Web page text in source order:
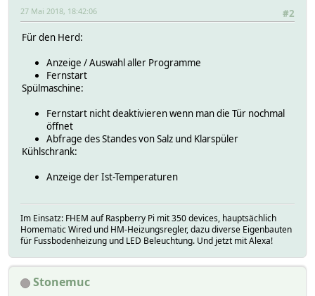
#2
27 Mai 2018, 18:42:06
Für den Herd:
Anzeige / Auswahl aller Programme
Fernstart
Spülmaschine:
Fernstart nicht deaktivieren wenn man die Tür nochmal
öffnet
Abfrage des Standes von Salz und Klarspüler
Kühlschrank:
Anzeige der Ist-Temperaturen
Im Einsatz: FHEM auf Raspberry Pi mit 350 devices, hauptsächlich
Homematic Wired und HM-Heizungsregler, dazu diverse Eigenbauten
für Fussbodenheizung und LED Beleuchtung. Und jetzt mit Alexa!
Stonemuc